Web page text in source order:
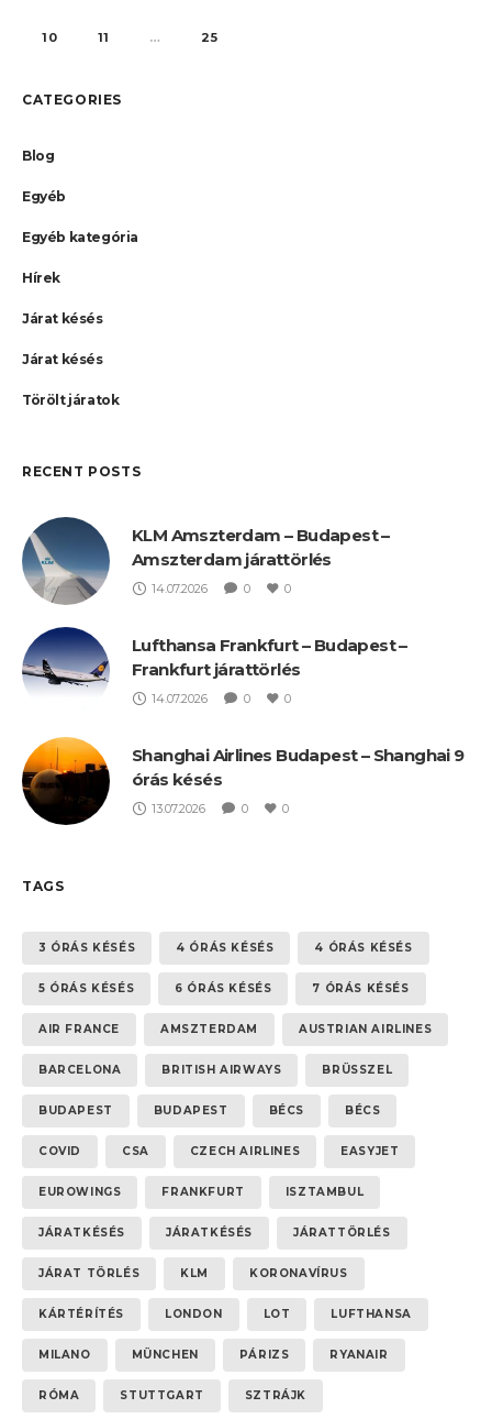
10 11 … 25
CATEGORIES
Blog
Egyéb
Egyéb kategória
Hírek
Járat késés
Járat késés
Törölt járatok
RECENT POSTS
KLM Amszterdam – Budapest –
Amszterdam járattörlés
14.07.2026 0 0
Lufthansa Frankfurt – Budapest –
Frankfurt járattörlés
14.07.2026 0 0
Shanghai Airlines Budapest – Shanghai 9
órás késés
13.07.2026 0 0
TAGS
3 ÓRÁS KÉSÉS 4 ÓRÁS KÉSÉS 4 ÓRÁS KÉSÉS
5 ÓRÁS KÉSÉS 6 ÓRÁS KÉSÉS 7 ÓRÁS KÉSÉS
AIR FRANCE AMSZTERDAM AUSTRIAN AIRLINES
BARCELONA BRITISH AIRWAYS BRÜSSZEL
BUDAPEST BUDAPEST BÉCS BÉCS
COVID CSA CZECH AIRLINES EASYJET
EUROWINGS FRANKFURT ISZTAMBUL
JÁRATKÉSÉS JÁRATKÉSÉS JÁRATTÖRLÉS
JÁRAT TÖRLÉS KLM KORONAVÍRUS
KÁRTÉRÍTÉS LONDON LOT LUFTHANSA
MILANO MÜNCHEN PÁRIZS RYANAIR
RÓMA STUTTGART SZTRÁJK